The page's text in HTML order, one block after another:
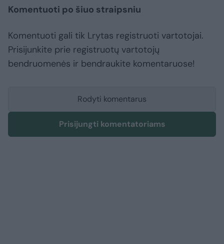
Komentuoti po šiuo straipsniu
Komentuoti gali tik Lrytas registruoti vartotojai.
Prisijunkite prie registruotų vartotojų
bendruomenės ir bendraukite komentaruose!
Rodyti komentarus
Prisijungti komentatoriams